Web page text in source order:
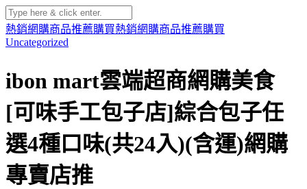
熱銷網購商品推薦購買熱銷網購商品推薦購買
Uncategorized
ibon mart雲端超商網購美食
[可味手工包子店]綜合包子任
選4種口味(共24入)(含運)網購
專賣店推